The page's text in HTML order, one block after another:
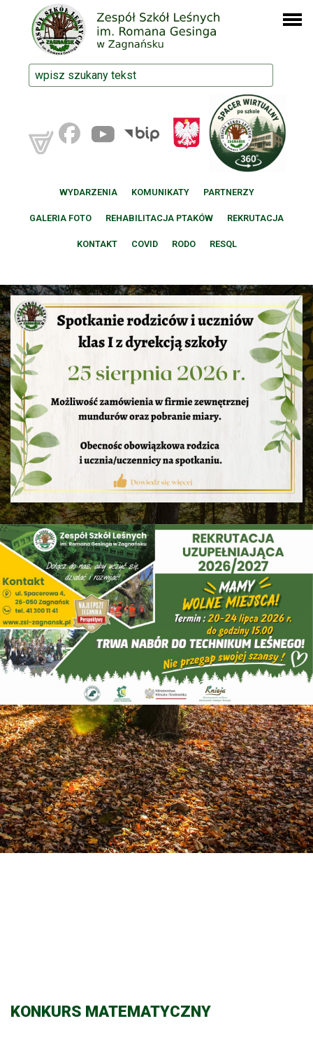
WYDARZENIA KOMUNIKATY PARTNERZY
GALERIA FOTO REHABILITACJA PTAKÓW REKRUTACJA
KONTAKT COVID RODO RESQL
KONKURS MATEMATYCZNY